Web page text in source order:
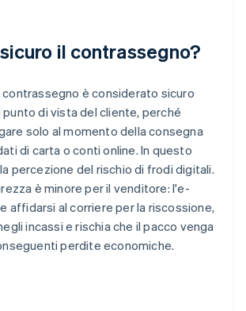
il contrassegno?
contrassegno è considerato sicuro
di vista del cliente, perché
solo al momento della consegna
di carta o conti online. In questo
percezione del rischio di frodi digitali.
è minore per il venditore: l'e-
affidarsi al corriere per la riscossione,
incassi e rischia che il pacco venga
perdite economiche.